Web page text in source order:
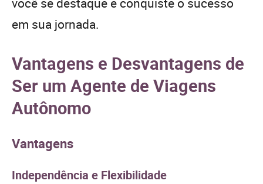
em sua jornada.
Vantagens e Desvantagens de
Ser um Agente de Viagens
Autônomo
Vantagens
Independência e Flexibilidade